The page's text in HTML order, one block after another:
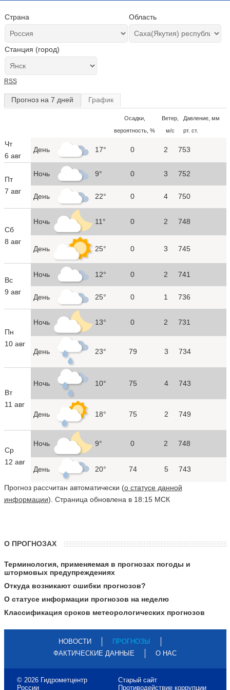
Страна Область
Станция (город)
RSS
Прогноз на 7 дней График
Осадки,
вероятность, %
Ветер,
м/с
Давление, мм
рт. ст.
Чт
6 авг
День 17° 0 2 753
Пт
7 авг
Ночь 9° 0 3 752
День 22° 0 4 750
Сб
8 авг
Ночь 11° 0 2 748
День 25° 0 3 745
Вс
9 авг
Ночь 12° 0 2 741
День 25° 0 1 736
Пн
10 авг
Ночь 13° 0 2 731
День 23° 79 3 734
Вт
11 авг
Ночь 10° 75 4 743
День 18° 75 2 749
Ср
12 авг
Ночь 9° 0 2 748
День 20° 74 5 743
Прогноз рассчитан автоматически (о статусе данной
информации). Страница обновлена в 18:15 МСК
О ПРОГНОЗАХ
Терминология, применяемая в прогнозах погоды и
штормовых предупреждениях
Откуда возникают ошибки прогнозов?
О статусе информации прогнозов на неделю
Классификация сроков метеорологических прогнозов
НОВОСТИ
ПРОГНОЗЫ
ФАКТИЧЕСКИЕ ДАННЫЕ
О НАС
© 2026 Гидрометцентр
России
Старый сайт
Противодействие коррупции